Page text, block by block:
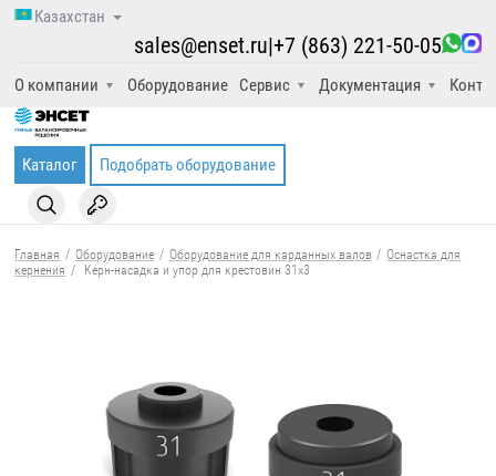
Казахстан
О компании Оборудование Сервис Документация
sales@enset.ru|+7 (863) 221-50-05
Каталог Подобрать оборудование
Главная / Оборудование / Оборудование для карданных валов / Оснастка для
кернения / Керн-насадка и упор для крестовин 31x3